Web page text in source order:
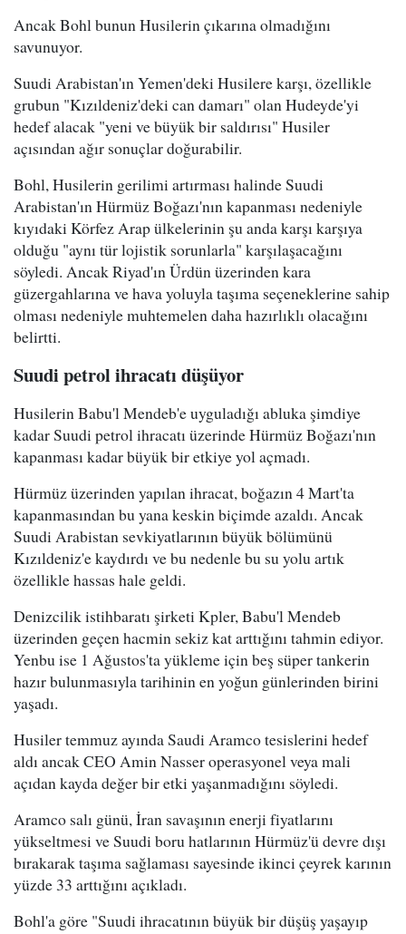
Ancak Bohl bunun Husilerin çıkarına olmadığını
savunuyor.
Suudi Arabistan'ın Yemen'deki Husilere karşı, özellikle
grubun "Kızıldeniz'deki can damarı" olan Hudeyde'yi
hedef alacak "yeni ve büyük bir saldırısı" Husiler
açısından ağır sonuçlar doğurabilir.
Bohl, Husilerin gerilimi artırması halinde Suudi
Arabistan'ın Hürmüz Boğazı'nın kapanması nedeniyle
kıyıdaki Körfez Arap ülkelerinin şu anda karşı karşıya
olduğu "aynı tür lojistik sorunlarla" karşılaşacağını
söyledi. Ancak Riyad'ın Ürdün üzerinden kara
güzergahlarına ve hava yoluyla taşıma seçeneklerine sahip
olması nedeniyle muhtemelen daha hazırlıklı olacağını
belirtti.
Suudi petrol ihracatı düşüyor
Husilerin Babu'l Mendeb'e uyguladığı abluka şimdiye
kadar Suudi petrol ihracatı üzerinde Hürmüz Boğazı'nın
kapanması kadar büyük bir etkiye yol açmadı.
Hürmüz üzerinden yapılan ihracat, boğazın 4 Mart'ta
kapanmasından bu yana keskin biçimde azaldı. Ancak
Suudi Arabistan sevkiyatlarının büyük bölümünü
Kızıldeniz'e kaydırdı ve bu nedenle bu su yolu artık
özellikle hassas hale geldi.
Denizcilik istihbaratı şirketi Kpler, Babu'l Mendeb
üzerinden geçen hacmin sekiz kat arttığını tahmin ediyor.
Yenbu ise 1 Ağustos'ta yükleme için beş süper tankerin
hazır bulunmasıyla tarihinin en yoğun günlerinden birini
yaşadı.
Husiler temmuz ayında Saudi Aramco tesislerini hedef
aldı ancak CEO Amin Nasser operasyonel veya mali
açıdan kayda değer bir etki yaşanmadığını söyledi.
Aramco salı günü, İran savaşının enerji fiyatlarını
yükseltmesi ve Suudi boru hatlarının Hürmüz'ü devre dışı
bırakarak taşıma sağlaması sayesinde ikinci çeyrek karının
yüzde 33 arttığını açıkladı.
Bohl'a göre "Suudi ihracatının büyük bir düşüş yaşayıp